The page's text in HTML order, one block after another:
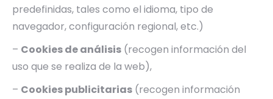
predefinidas, tales como el idioma, tipo de
navegador, configuración regional, etc.)
– Cookies de análisis (recogen información del
uso que se realiza de la web),
– Cookies publicitarias (recogen información